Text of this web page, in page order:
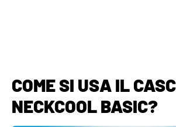
COME SI USA IL
NECKCOOL BASIC?